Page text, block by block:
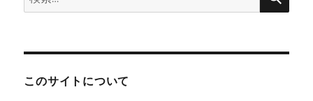
索:
このサイトについて